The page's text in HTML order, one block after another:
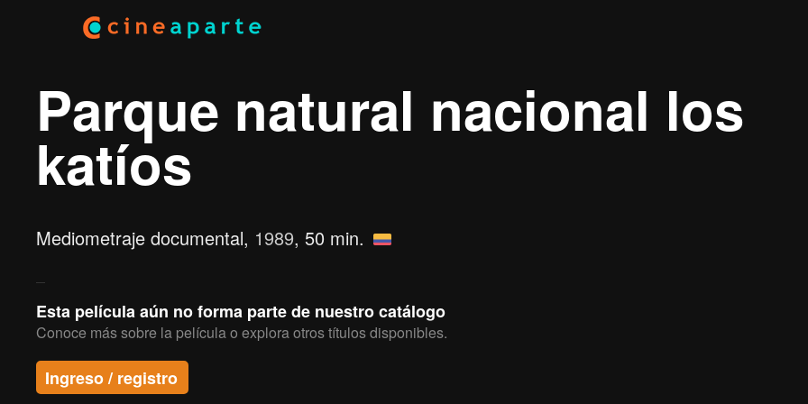
Parque natural nacional los
katíos
Mediometraje documental, 1989, 50 min.
Esta película aún no forma parte de nuestro catálogo
Conoce más sobre la película o explora otros títulos disponibles.
Ingreso / registro